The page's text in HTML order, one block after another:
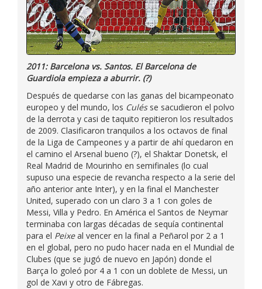
2011: Barcelona vs. Santos. El Barcelona de
Guardiola empieza a aburrir. (?)
Después de quedarse con las ganas del bicampeonato
europeo y del mundo, los Culésse sacudieron el polvo
de la derrota y casi de taquito repitieron los resultados
de 2009. Clasificaron tranquilos a los octavos de final
de la Liga de Campeones y a partir de ahí quedaron en
el camino el Arsenal bueno (?), el Shaktar Donetsk, el
Real Madrid de Mourinho en semifinales (lo cual
supuso una especie de revancha respecto a la serie del
año anterior ante Inter), y en la final el Manchester
United, superado con un claro 3 a 1 con goles de
Messi, Villa y Pedro. En América el Santos de Neymar
terminaba con largas décadas de sequía continental
para el Peixeal vencer en la final a Peñarol por 2 a 1
en el global, pero no pudo hacer nada en el Mundial de
Clubes (que se jugó de nuevo en Japón) donde el
Barça lo goleó por 4 a 1 con un doblete de Messi, un
gol de Xavi y otro de Fábregas.